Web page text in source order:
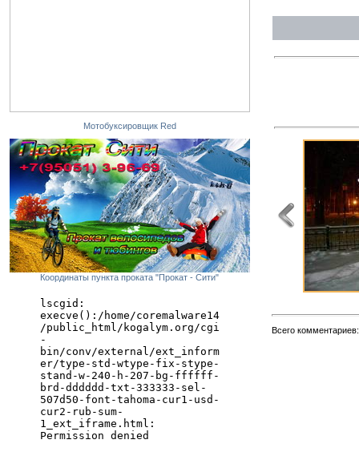
Мотобуксировщик Red
Координаты пункта проката "Прокат - Сити"
Всего комментариев